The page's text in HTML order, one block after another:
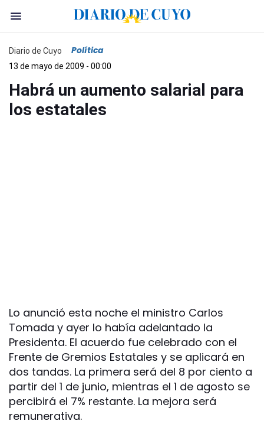
Diario de Cuyo Política
13 de mayo de 2009 - 00:00
Habrá un aumento salarial para
los estatales
Lo anunció esta noche el ministro Carlos
Tomada y ayer lo había adelantado la
Presidenta. El acuerdo fue celebrado con el
Frente de Gremios Estatales y se aplicará en
dos tandas. La primera será del 8 por ciento a
partir del 1 de junio, mientras el 1 de agosto se
percibirá el 7% restante. La mejora será
remunerativa.